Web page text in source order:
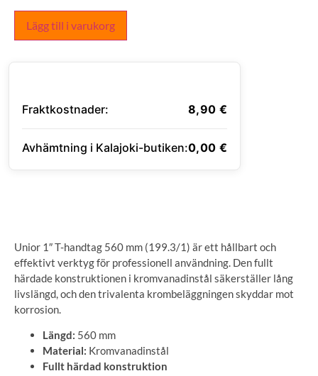
Lägg till i varukorg
Fraktkostnader: 8,90 €
Avhämtning i Kalajoki-butiken:0,00 €
Unior 1″ T-handtag 560 mm (199.3/1) är ett hållbart och
effektivt verktyg för professionell användning. Den fullt
härdade konstruktionen i kromvanadinstål säkerställer lång
livslängd, och den trivalenta krombeläggningen skyddar mot
korrosion.
Längd: 560 mm
Material: Kromvanadinstål
Fullt härdad konstruktion